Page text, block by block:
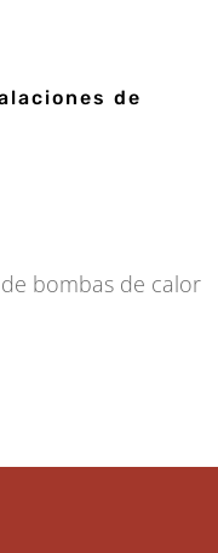
de
bombas de calor